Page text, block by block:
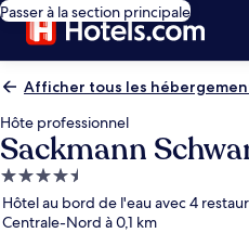
Passer à la section principale
Afficher tous les
Hôte professionnel
Sackmann
Hébergement
4.5 étoiles
Hôtel au bord de l'eau avec 4
Centrale-Nord à 0,1 km